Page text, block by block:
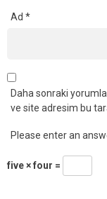
Ad *
Daha sonraki
ve site adresim bu
Please enter an
five × four =